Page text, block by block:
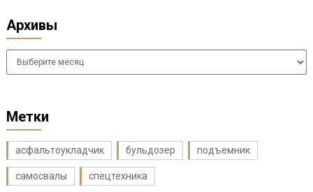
Архивы
Архивы
Метки
асфальтоукладчик бульдозер подъемник
самосвалы спецтехника